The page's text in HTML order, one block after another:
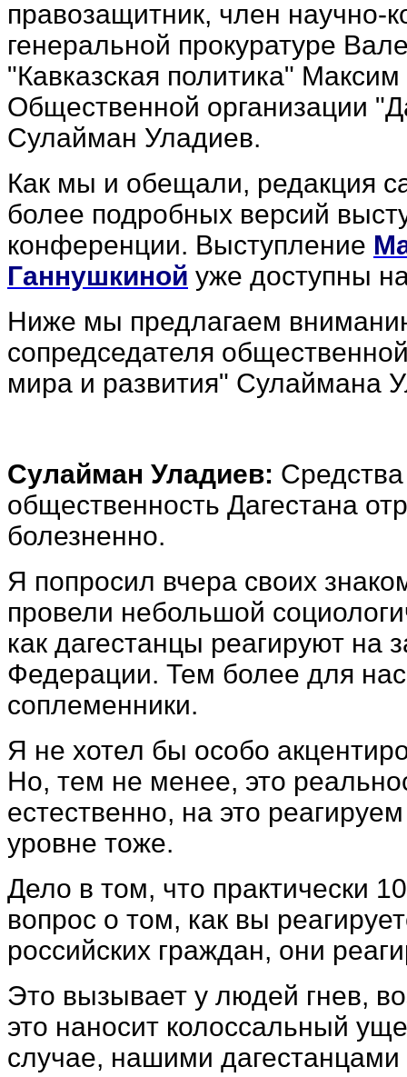
правозащитник, член научно-
генеральной прокуратуре
"Кавказская политика"
Общественной организации
Сулайман Уладиев.
Как мы и обещали, редакция
более подробных версий
конференции. Выступление
Ганнушкиной уже доступны
Ниже мы предлагаем
сопредседателя
мира и развития" Сулаймана
Сулайман Уладиев:
общественность Дагестана
болезненно.
Я попросил вчера своих
провели небольшой
как дагестанцы реагируют на
Федерации. Тем более для
соплеменники.
Я не хотел бы особо
Но, тем не менее, это
естественно, на это
уровне тоже.
Дело в том, что практически
вопрос о том, как вы
российских граждан, они
Это вызывает у людей гнев,
это наносит колоссальный
случае, нашими